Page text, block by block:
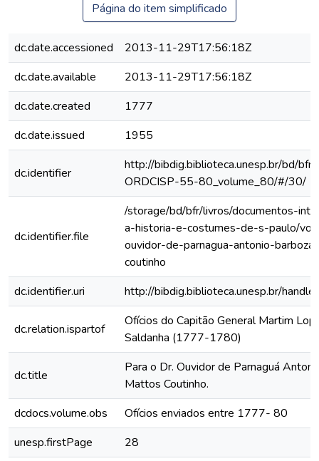
Página do item simplificado
dc.date.accessioned
2013-11-29T17:56:18Z
dc.date.available
2013-11-29T17:56:18Z
dc.date.created
1777
dc.date.issued
1955
dc.identifier
http://bibdig.biblioteca.unesp.br/bd/
ORDCISP-55-80_volume_80/#/30/
dc.identifier.file
/storage/bd/bfr/livros/documentos-
a-historia-e-costumes-de-s-paulo/
ouvidor-de-parnagua-antonio-
coutinho
dc.identifier.uri
http://bibdig.biblioteca.unesp.br/
dc.relation.ispartof
Ofícios do Capitão General Martim
Saldanha (1777-1780)
dc.title
Para o Dr. Ouvidor de Parnaguá
Mattos Coutinho.
dcdocs.volume.obs
Ofícios enviados entre 1777- 80
unesp.firstPage
28